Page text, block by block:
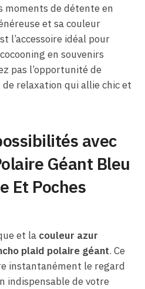
de détente en
et sa couleur
l’accessoire idéal pour
en souvenirs
pas l’opportunité de
relaxation qui allie chic et
avec
Géant Bleu
Et Poches
et la couleur azur
plaid polaire géant. Ce
instantanément le regard
indispensable de votre